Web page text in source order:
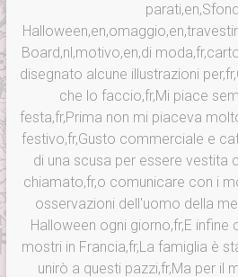
Board,nl,motivo,en,di
disegnato alcune illustrazioni
che lo faccio,fr,Mi piace
festa,fr,Prima non mi piaceva
festivo,fr,Gusto commerciale e
di una scusa per essere vestita
chiamato,fr,o comunicare con i
osservazioni dell'uomo della
Halloween ogni giorno,fr,E
mostri in Francia,fr,La famiglia è
unirò a questi pazzi,fr,Ma per il